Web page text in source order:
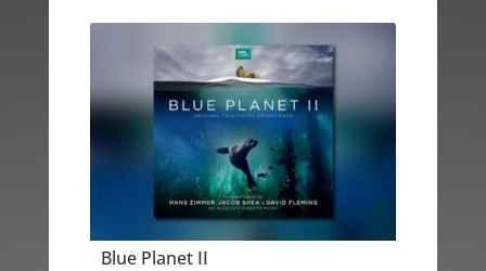
Blue Planet II